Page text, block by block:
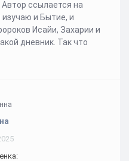
ссылается на
изучаю и Бытие, и
Исайи, Захарии и
дневник. Так что